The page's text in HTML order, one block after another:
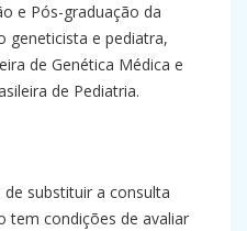
e Pós-graduação da
geneticista e pediatra,
de Genética Médica e
de Pediatria.
substituir a consulta
tem condições de avaliar